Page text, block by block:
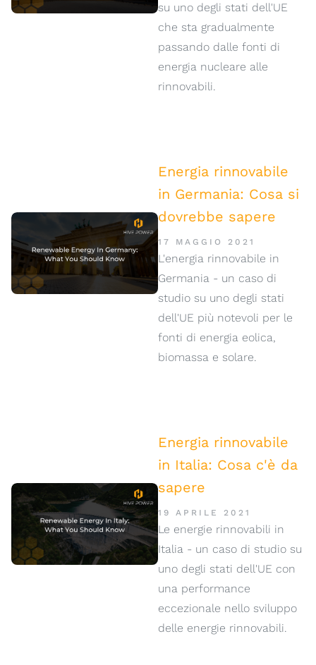
su uno degli stati dell'UE
che sta gradualmente
passando dalle fonti di
energia nucleare alle
rinnovabili.
Energia rinnovabile
in Germania: Cosa si
dovrebbe sapere
17 MAGGIO 2021
L'energia rinnovabile in
Germania - un caso di
studio su uno degli stati
dell'UE più notevoli per le
fonti di energia eolica,
biomassa e solare.
Energia rinnovabile
in Italia: Cosa c'è da
sapere
19 APRILE 2021
Le energie rinnovabili in
Italia - un caso di studio su
uno degli stati dell'UE con
una performance
eccezionale nello sviluppo
delle energie rinnovabili.